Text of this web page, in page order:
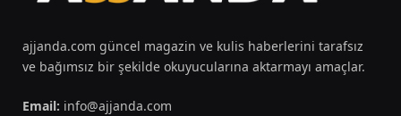
ajjanda.com güncel magazin ve kulis haberlerini tarafsız
ve bağımsız bir şekilde okuyucularına aktarmayı amaçlar.
Email: info@ajjanda.com